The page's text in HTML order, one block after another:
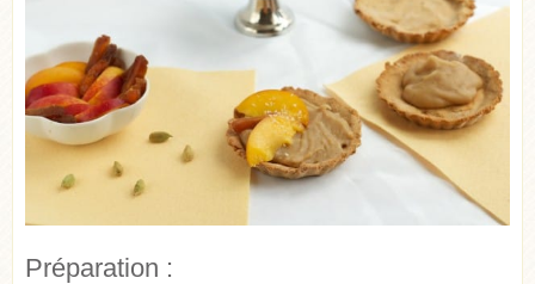
Préparation :